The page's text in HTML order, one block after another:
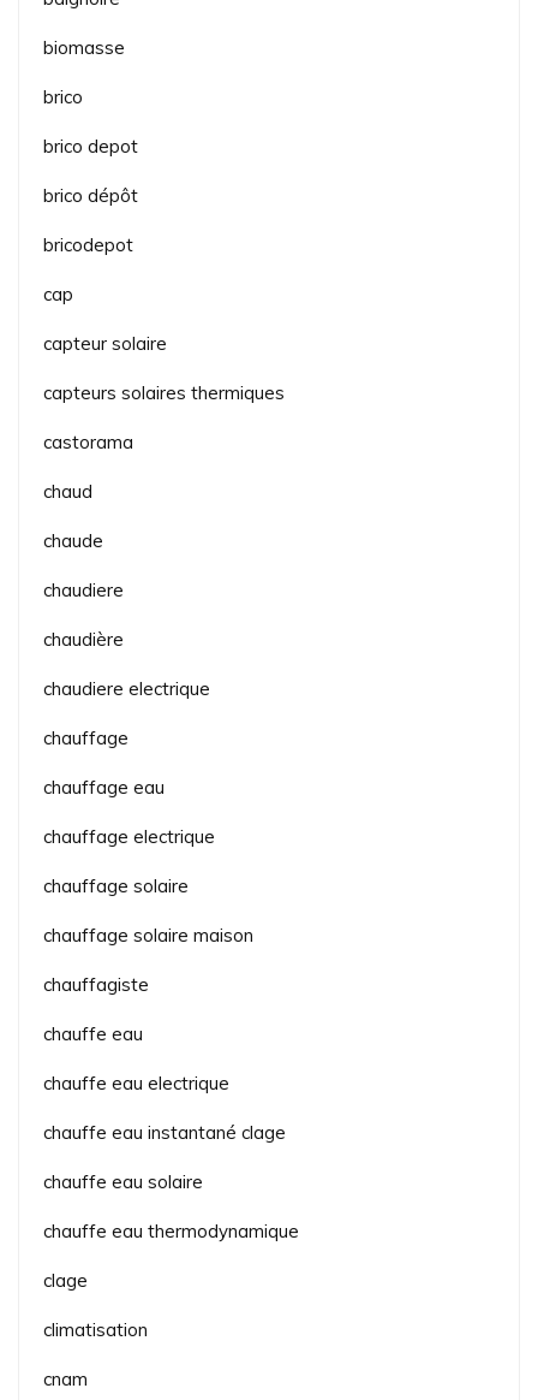
biomasse
brico
brico depot
brico dépôt
bricodepot
cap
capteur solaire
capteurs solaires thermiques
castorama
chaud
chaude
chaudiere
chaudière
chaudiere electrique
chauffage
chauffage eau
chauffage electrique
chauffage solaire
chauffage solaire maison
chauffagiste
chauffe eau
chauffe eau electrique
chauffe eau instantané clage
chauffe eau solaire
chauffe eau thermodynamique
clage
climatisation
cnam